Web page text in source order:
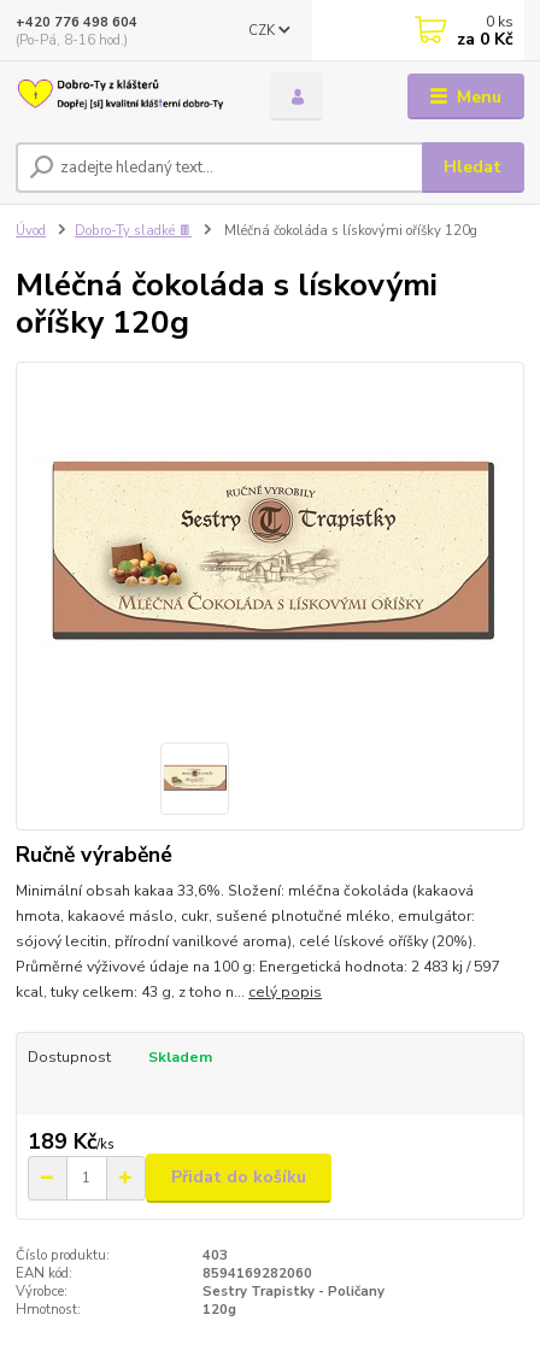
Menu
CZK
Hledat
+420 776 498 604
(Po-Pá, 8-16 hod.)
0 ks
za 0 Kč
Úvod Dobro-Ty sladké 🍫 Mléčná čokoláda s lískovými oříšky 120g
Mléčná čokoláda s lískovými
oříšky 120g
Ručně výraběné
Minimální obsah kakaa 33,6%. Složení: mléčna čokoláda (kakaová
hmota, kakaové máslo, cukr, sušené plnotučné mléko, emulgátor:
sójový lecitin, přírodní vanilkové aroma), celé lískové oříšky (20%).
Průměrné výživové údaje na 100 g: Energetická hodnota: 2 483 kj / 597
kcal, tuky celkem: 43 g, z toho n... celý popis
Dostupnost Skladem
189 Kč/ks
Přidat do košíku
Číslo produktu:
403
EAN kód:
8594169282060
Výrobce:
Sestry Trapistky - Poličany
Hmotnost:
120g